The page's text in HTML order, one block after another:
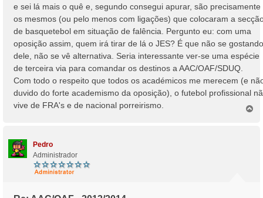
e sei lá mais o quê e, segundo consegui apurar, são precisamente
os mesmos (ou pelo menos com ligações) que colocaram a
de basquetebol em situação de falência. Pergunto eu: com uma
oposição assim, quem irá tirar de lá o JES? É que não se gostando
dele, não se vê alternativa. Seria interessante ver-se uma espécie
de terceira via para comandar os destinos a AAC/OAF/SDUQ.
Com todo o respeito que todos os académicos me merecem (e
duvido do forte academismo da oposição), o futebol profissional
vive de FRA's e de nacional porreirismo.
Pedro
Administrador